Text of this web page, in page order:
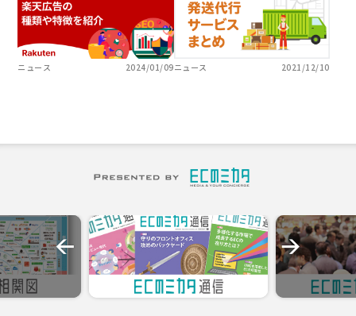
ニュース 2024/01/09ニュース 2021/12/10